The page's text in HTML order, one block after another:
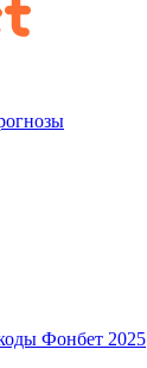
Фонбет 2025